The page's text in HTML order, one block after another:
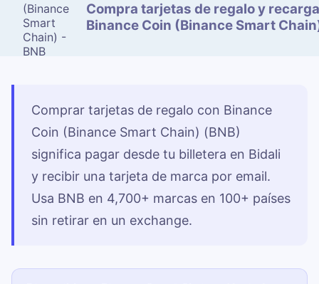
Compra tarjetas de regalo y
Binance Coin (Binance Smart
Comprar tarjetas de regalo con Binance
Coin (Binance Smart Chain) (BNB)
significa pagar desde tu billetera en Bidali
y recibir una tarjeta de marca por email.
Usa BNB en 4,700+ marcas en 100+ países
sin retirar en un exchange.